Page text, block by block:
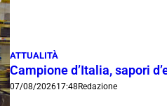
ATTUALITÀ
Campione d’Italia, sapori
07/08/202617:48 Redazione